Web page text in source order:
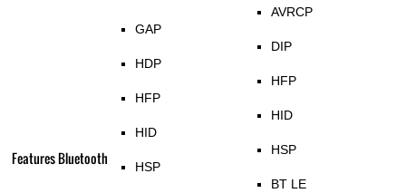
Features Bluetooth
GAP
HDP
HFP
HID
HSP
AVRCP
DIP
HFP
HID
HSP
BT LE